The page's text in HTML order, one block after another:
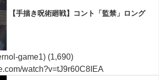
【手描き呪術廻戦】コント「監禁」ロング
game1) (1,690)
watch?v=tJ9r60C8IEA